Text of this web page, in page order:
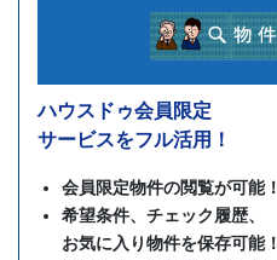
ハウスドゥ会員限定
サービスをフル活用！
会員限定物件の閲覧が可能！
希望条件、チェック履歴、
お気に入り物件を保存可能！